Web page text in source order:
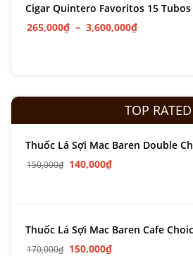
Cigar Quintero Favoritos 15 Tubos
265,000₫ – 3,600,000₫
TOP RATED
Thuốc Lá Sợi Mac Baren Double
150,000₫ 140,000₫
Thuốc Lá Sợi Mac Baren Cafe
170,000₫ 150,000₫